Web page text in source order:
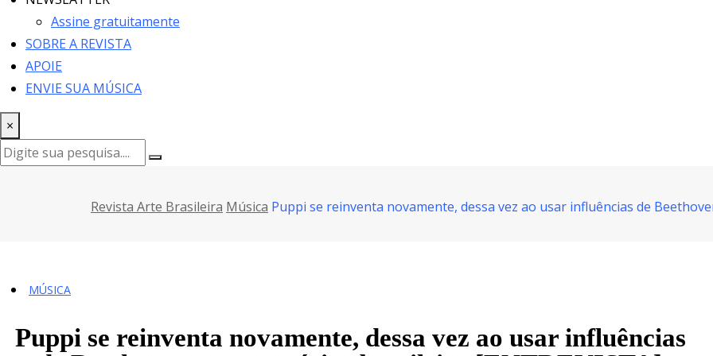
Assine gratuitamente
SOBRE A REVISTA
APOIE
ENVIE SUA MÚSICA
×
Revista Arte Brasileira Música Puppi se reinventa novamente, dessa vez ao usar influências de
MÚSICA
Puppi se reinventa novamente, dessa vez ao usar influências